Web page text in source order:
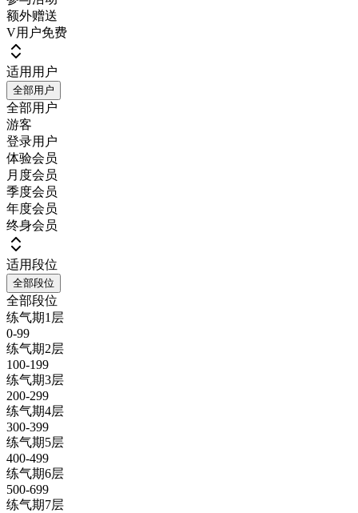
额外赠送
V用户免费
适用用户
全部用户
全部用户
游客
登录用户
体验会员
月度会员
季度会员
年度会员
终身会员
适用段位
全部段位
全部段位
练气期1层
0-99
练气期2层
100-199
练气期3层
200-299
练气期4层
300-399
练气期5层
400-499
练气期6层
500-699
练气期7层